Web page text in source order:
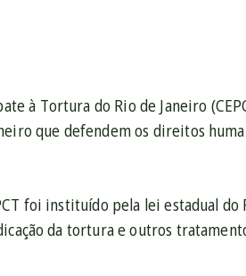
à Tortura do Rio de Janeiro
que defendem os direitos
foi instituído pela lei estadual
da tortura e outros